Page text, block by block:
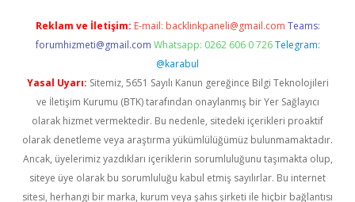
Reklam ve İletişim: E-mail: backlinkpaneli@gmail.com Teams:
forumhizmeti@gmail.com Whatsapp: 0262 606 0 726 Telegram:
@karabul
Yasal Uyarı: Sitemiz, 5651 Sayılı Kanun gereğince Bilgi Teknolojileri
ve İletişim Kurumu (BTK) tarafından onaylanmış bir Yer Sağlayıcı
olarak hizmet vermektedir. Bu nedenle, sitedeki içerikleri proaktif
olarak denetleme veya araştırma yükümlülüğümüz bulunmamaktadır.
Ancak, üyelerimiz yazdıkları içeriklerin sorumluluğunu taşımakta olup,
siteye üye olarak bu sorumluluğu kabul etmiş sayılırlar. Bu internet
sitesi, herhangi bir marka, kurum veya şahıs şirketi ile hiçbir bağlantısı